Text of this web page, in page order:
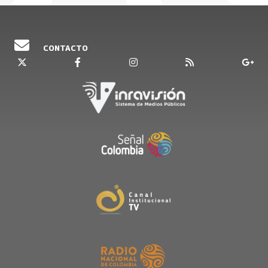
Plan decenal de lenguas nativas nació en el
retoma y se concluye con 3 capítulos que
incluyen a las 65 lenguas indígenas, las dos 2
lenguas criollas y un capítulo de la lengua room.
Este documento se convierte en un instrumento
que debe ser desarrollado a 10 años en los
de acción y 45 proyectos en el caso de las
lenguas indígenas. Constituye un reto y un gran
articular a muchas entidades del país y sobre
todo, a las comunidades hablantes".
iniciativas emprendidas por etnoeducadores en
CONTACTO